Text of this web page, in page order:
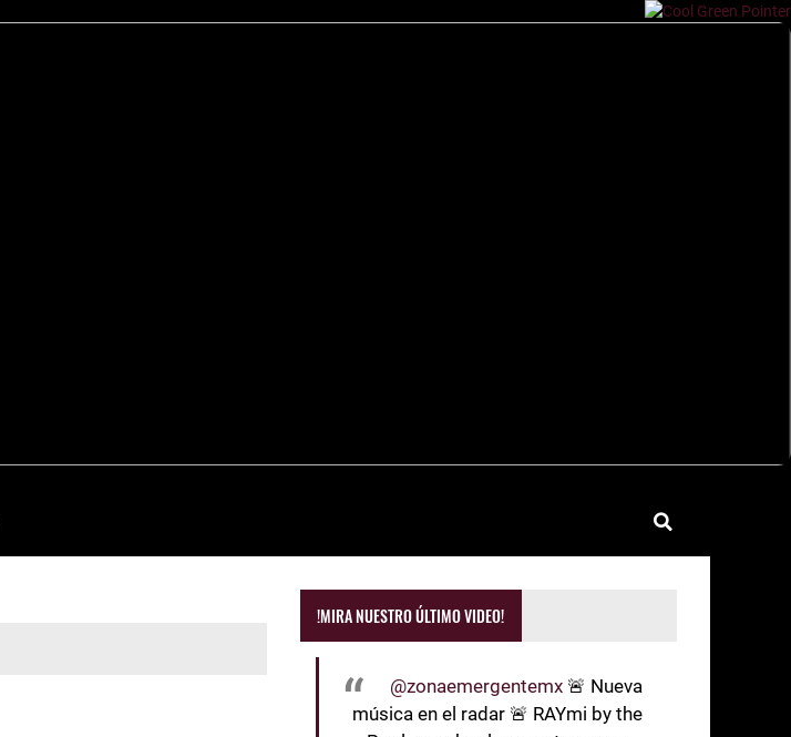
!MIRA NUESTRO ÚLTIMO VIDEO!
@zonaemergentemx 🚨 Nueva
música en el radar 🚨 RAYmi by the